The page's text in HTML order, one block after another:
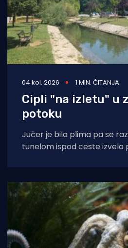
04 kol. 2026 1 MIN. ČITANJA
Cipli "na izletu" u
potoku
Jučer je bila plima pa se
tunelom ispod ceste izvela